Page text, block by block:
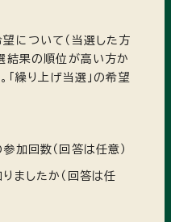
について（当選した方
結果の順位が高い方か
「繰り上げ当選」の希望
加回数（回答は任意）
ましたか（回答は任